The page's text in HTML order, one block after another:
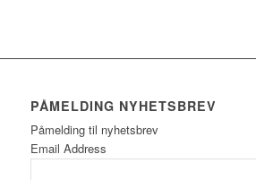
PÅMELDING NYHETSBREV
Påmelding til nyhetsbrev
Email Address